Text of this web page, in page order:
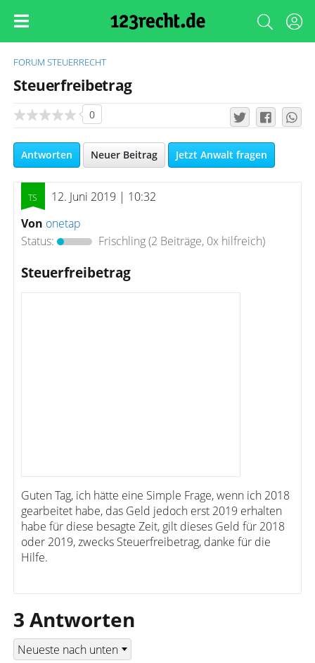
FORUM STEUERRECHT
Steuerfreibetrag
0
Antworten Neuer Beitrag Jetzt Anwalt fragen
12. Juni 2019 | 10:32
Von onetap
Status:
Frischling(2 Beiträge, 0x hilfreich)
Steuerfreibetrag
Guten Tag, ich hätte eine Simple Frage, wenn ich 2018
gearbeitet habe, das Geld jedoch erst 2019 erhalten
habe für diese besagte Zeit, gilt dieses Geld für 2018
oder 2019, zwecks Steuerfreibetrag, danke für die
Hilfe.
3 Antworten